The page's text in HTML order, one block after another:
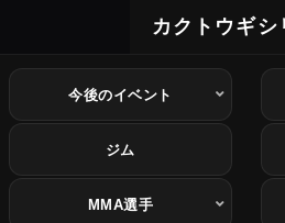
カクトウギシ
今後のイベント
ジム
MMA選手